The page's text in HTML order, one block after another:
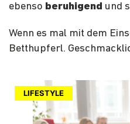
ebenso beruhigend und
Wenn es mal mit dem
Betthupferl.
LIFESTYLE